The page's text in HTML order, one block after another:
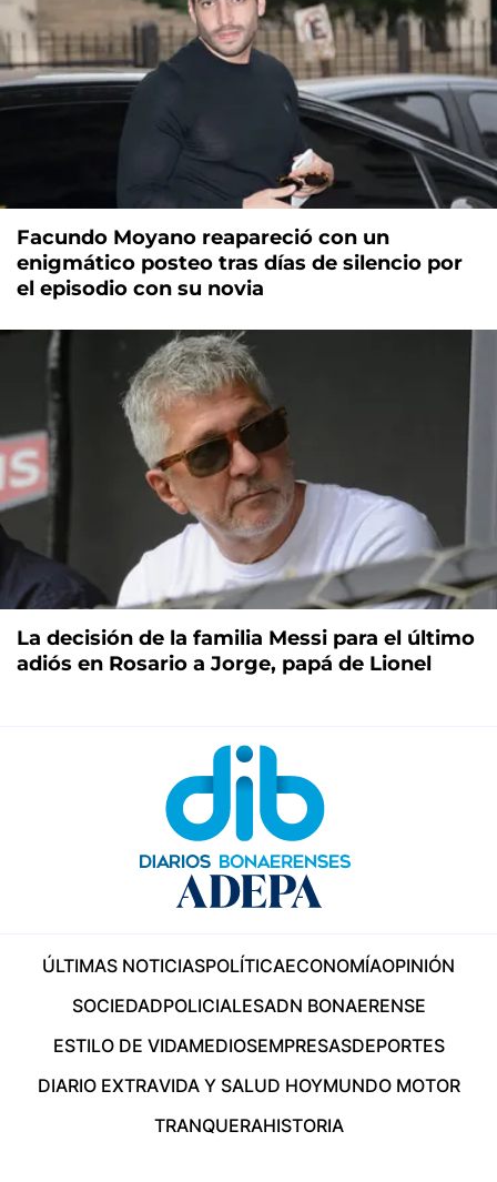
Facundo Moyano reapareció con un
enigmático posteo tras días de silencio por
el episodio con su novia
La decisión de la familia Messi para el último
adiós en Rosario a Jorge, papá de Lionel
ÚLTIMAS NOTICIASPOLÍTICAECONOMÍAOPINIÓN
SOCIEDADPOLICIALESADN BONAERENSE
ESTILO DE VIDAMEDIOSEMPRESASDEPORTES
DIARIO EXTRAVIDA Y SALUD HOYMUNDO MOTOR
TRANQUERAHISTORIA